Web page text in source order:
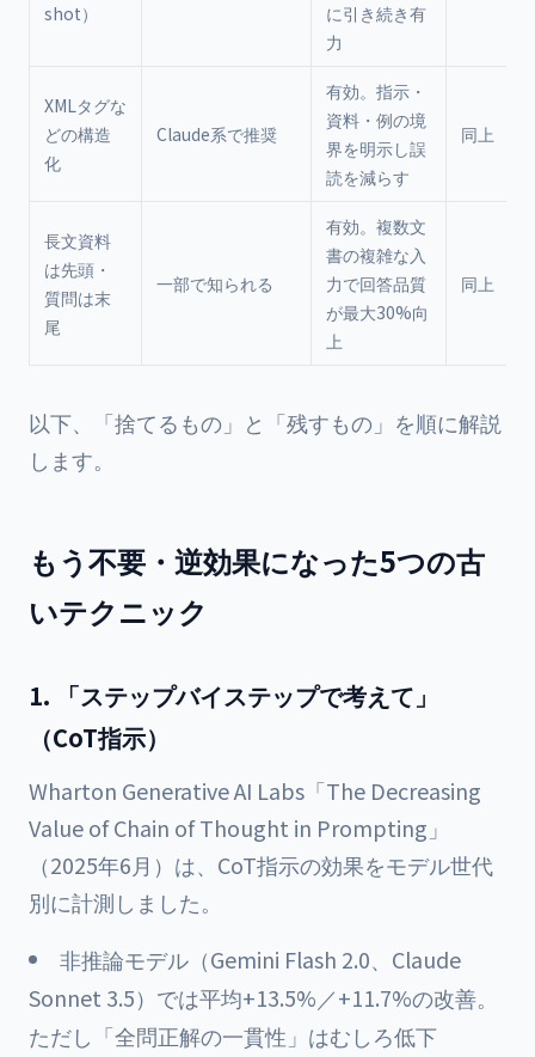
shot）
に引き続き有
力
XMLタグな
どの構造
化
Claude系で推奨
有効。指示・
資料・例の境
界を明示し誤
読を減らす
同上
長文資料
は先頭・
質問は末
尾
一部で知られる
有効。複数文
書の複雑な入
力で回答品質
が最大30%向
上
同上
以下、「捨てるもの」と「残すもの」を順に解説
します。
もう不要・逆効果になった5つの古
いテクニック
1. 「ステップバイステップで考えて」
（CoT指示）
Wharton Generative AI Labs「The Decreasing
Value of Chain of Thought in Prompting」
（2025年6月）は、CoT指示の効果をモデル世代
別に計測しました。
非推論モデル（Gemini Flash 2.0、Claude
Sonnet 3.5）では平均+13.5%／+11.7%の改善。
ただし「全問正解の一貫性」はむしろ低下